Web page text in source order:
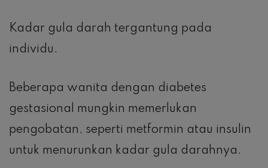
Kadar gula darah tergantung pada
individu.
Beberapa wanita dengan diabetes
gestasional mungkin memerlukan
pengobatan, seperti metformin atau insulin
untuk menurunkan kadar gula darahnya.